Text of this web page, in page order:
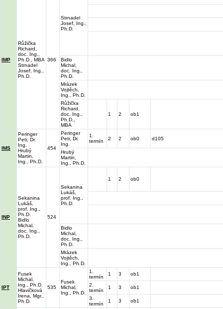
IMP
Růžička
Richard,
doc. Ing.,
Ph.D., MBA
Strnadel
Josef, Ing.,
Ph.D.
366
Strnadel
Josef, Ing.,
Ph.D.
Bidlo
Michal,
doc. Ing.,
Ph.D.
Mrázek
Vojtěch,
Ing., Ph.D.
Růžička
Richard,
doc. Ing.,
Ph.D.,
MBA
1 2 ob1
IMS
Peringer
Petr, Dr.
Ing.
Hrubý
Martin,
Ing., Ph.D.
454
Peringer
Petr, Dr.
Ing.
1.
termín
2 2 ob0 d105
Hrubý
Martin,
Ing., Ph.D.
INP
Sekanina
Lukáš,
prof. Ing.,
Ph.D.
Bidlo
Michal,
doc. Ing.,
Ph.D.
524
Sekanina
Lukáš,
prof. Ing.,
Ph.D.
1 2 ob0
Bidlo
Michal,
doc. Ing.,
Ph.D.
Mrázek
Vojtěch,
Ing., Ph.D.
IPT
Fusek
Michal,
Ing., Ph.D.
Hlavičková
Irena, Mgr.,
Ph.D.
535
Fusek
Michal,
Ing., Ph.D.
1.
termín
1 3
ob1
2.
termín
1 3
ob1
3.
termín
1 3 ob1